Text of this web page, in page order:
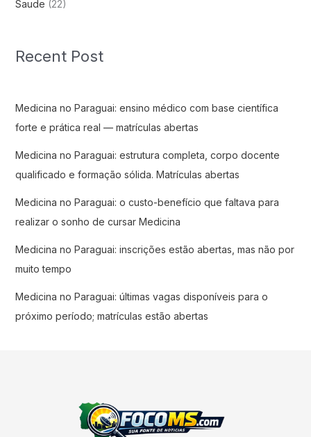
Saude (22)
Recent Post
Medicina no Paraguai: ensino médico com base científica
forte e prática real — matrículas abertas
Medicina no Paraguai: estrutura completa, corpo docente
qualificado e formação sólida. Matrículas abertas
Medicina no Paraguai: o custo-benefício que faltava para
realizar o sonho de cursar Medicina
Medicina no Paraguai: inscrições estão abertas, mas não por
muito tempo
Medicina no Paraguai: últimas vagas disponíveis para o
próximo período; matrículas estão abertas